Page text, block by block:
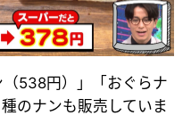
538円）」「おぐらナ
のナンも販売していま